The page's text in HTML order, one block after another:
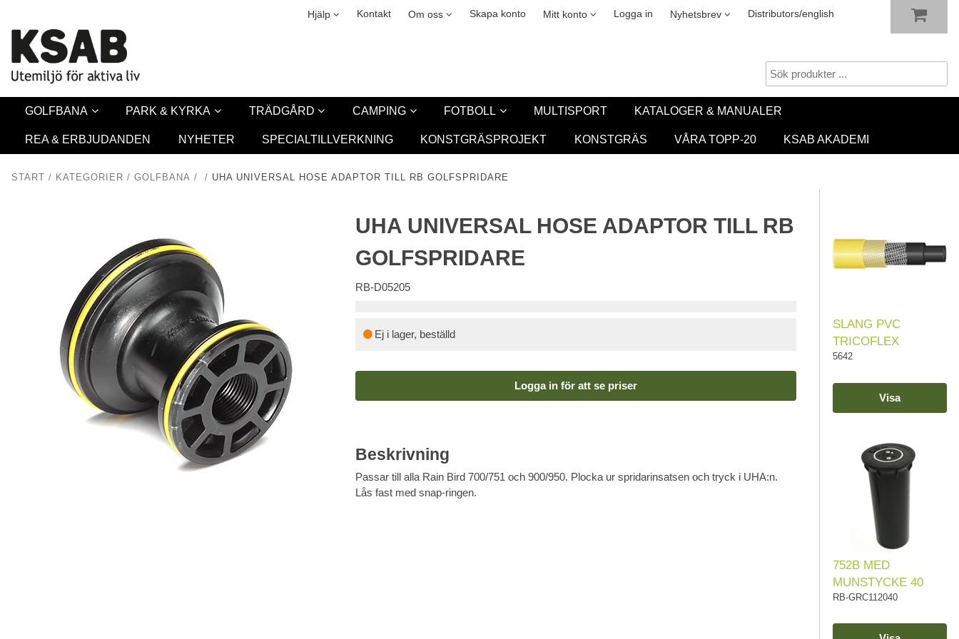
Hjälp
Säkerhet & Cookies Kontakt Om oss
Leasing Skapa konto Mitt konto Logga in Nyhetsbrev
Newsletter Distributors/english
GOLFBANA PARK & KYRKA TRÄDGÅRD CAMPING FOTBOLL MULTISPORT KATALOGER & MANUALER
REA & ERBJUDANDEN NYHETER SPECIALTILLVERKNING KONSTGRÄSPROJEKT KONSTGRÄS VÅRA TOPP-20 KSAB AKADEMI
START / KATEGORIER / GOLFBANA / / UHA UNIVERSAL HOSE ADAPTOR TILL RB GOLFSPRIDARE
UHA UNIVERSAL HOSE ADAPTOR TILL RB
GOLFSPRIDARE
RB-D05205
Ej i lager, beställd
Logga in för att se priser
Beskrivning
Passar till alla Rain Bird 700/751 och 900/950. Plocka ur spridarinsatsen och tryck i UHA:n.
Lås fast med snap-ringen.
SLANG PVC
TRICOFLEX
5642
Visa
752B MED
MUNSTYCKE 40
RB-GRC112040